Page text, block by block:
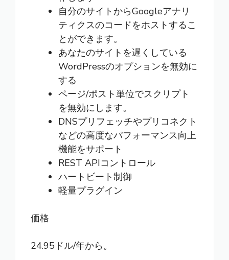
自分のサイトからGoogleアナリ
ティクスのコードをホストするこ
とができます。
あなたのサイトを遅くしている
WordPressのオプションを無効に
する
ページ/ポスト単位でスクリプト
を無効にします。
DNSプリフェッチやプリコネクト
などの高度なパフォーマンス向上
機能をサポート
REST APIコントロール
ハートビート制御
軽量プラグイン
価格
24.95ドル/年から。